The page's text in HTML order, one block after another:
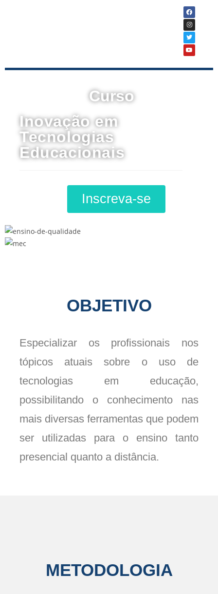
Curso
Inovação em
Tecnologias
Educacionais
Inscreva-se
OBJETIVO
Especializar os profissionais nos
tópicos atuais sobre o uso de
tecnologias em educação,
possibilitando o conhecimento nas
mais diversas ferramentas que podem
ser utilizadas para o ensino tanto
presencial quanto a distância.
METODOLOGIA